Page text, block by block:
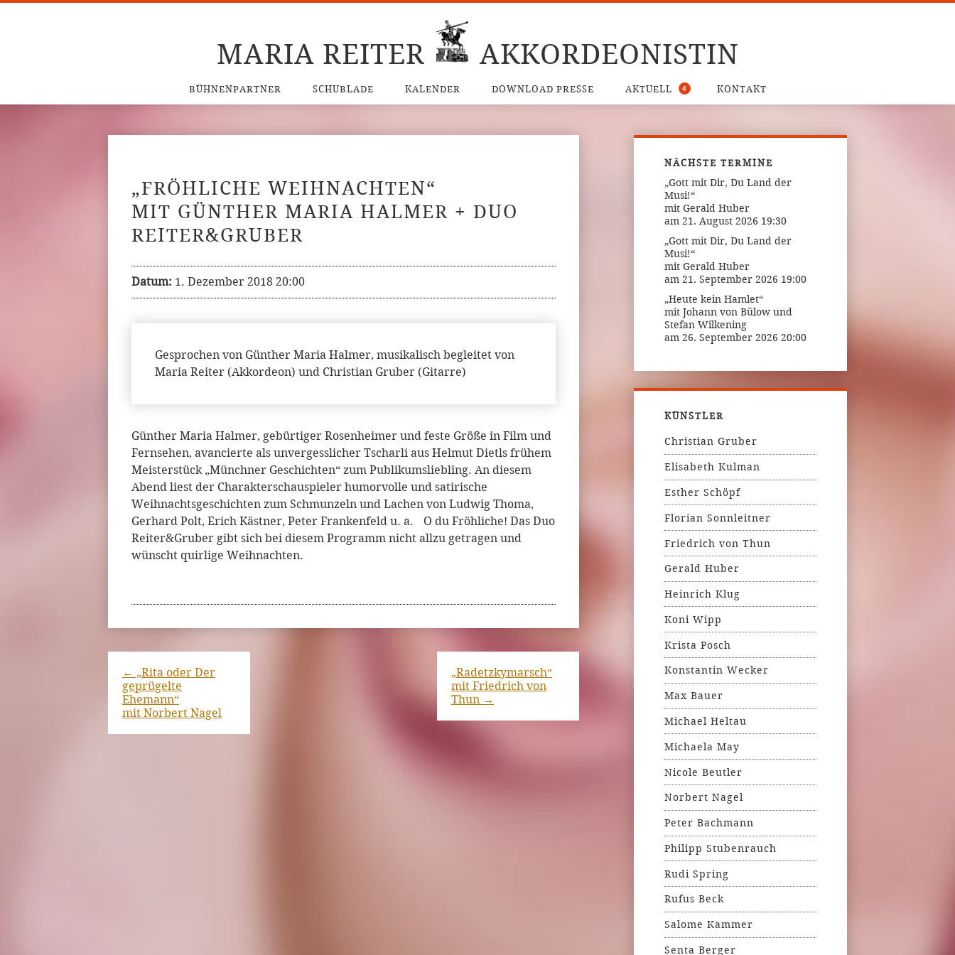
MARIA REITER AKKORDEONISTIN
BÜHNENPARTNER SCHUBLADE KALENDER DOWNLOAD PRESSE AKTUELL 4 KONTAKT
„FRÖHLICHE WEIHNACHTEN“
MIT GÜNTHER MARIA HALMER + DUO
REITER&GRUBER
Datum: 1. Dezember 2018 20:00
Gesprochen von Günther Maria Halmer, musikalisch begleitet von
Maria Reiter (Akkordeon) und Christian Gruber (Gitarre)
Günther Maria Halmer, gebürtiger Rosenheimer und feste Größe in Film und
Fernsehen, avancierte als unvergesslicher Tscharli aus Helmut Dietls frühem
Meisterstück „Münchner Geschichten“ zum Publikumsliebling. An diesem
Abend liest der Charakterschauspieler humorvolle und satirische
Weihnachtsgeschichten zum Schmunzeln und Lachen von Ludwig Thoma,
Gerhard Polt, Erich Kästner, Peter Frankenfeld u. a. O du Fröhliche! Das Duo
Reiter&Gruber gibt sich bei diesem Programm nicht allzu getragen und
wünscht quirlige Weihnachten.
← „Rita oder Der
geprügelte
Ehemann“
mit Norbert Nagel
„Radetzkymarsch“
mit Friedrich von
Thun →
NÄCHSTE TERMINE
„Gott mit Dir, Du Land der
Musi!“
mit Gerald Huber
am 21. August 2026 19:30
„Gott mit Dir, Du Land der
Musi!“
mit Gerald Huber
am 21. September 2026 19:00
„Heute kein Hamlet“
mit Johann von Bülow und
Stefan Wilkening
am 26. September 2026 20:00
KÜNSTLER
Christian Gruber
Elisabeth Kulman
Esther Schöpf
Florian Sonnleitner
Friedrich von Thun
Gerald Huber
Heinrich Klug
Koni Wipp
Krista Posch
Konstantin Wecker
Max Bauer
Michael Heltau
Michaela May
Nicole Beutler
Norbert Nagel
Peter Bachmann
Philipp Stubenrauch
Rudi Spring
Rufus Beck
Salome Kammer
Senta Berger